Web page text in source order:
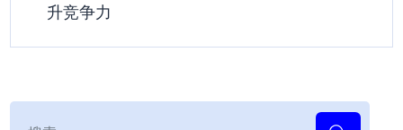
升竞争力